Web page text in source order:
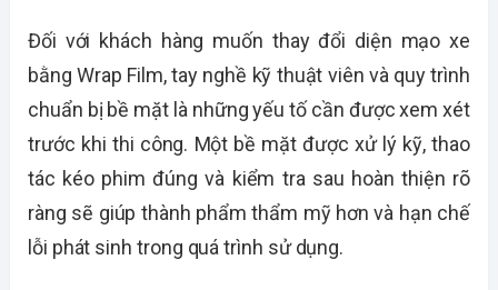
Đối với khách hàng muốn thay đổi diện mạo xe
bằng Wrap Film, tay nghề kỹ thuật viên và quy trình
chuẩn bị bề mặt là những yếu tố cần được xem xét
trước khi thi công. Một bề mặt được xử lý kỹ, thao
tác kéo phim đúng và kiểm tra sau hoàn thiện rõ
ràng sẽ giúp thành phẩm thẩm mỹ hơn và hạn chế
lỗi phát sinh trong quá trình sử dụng.